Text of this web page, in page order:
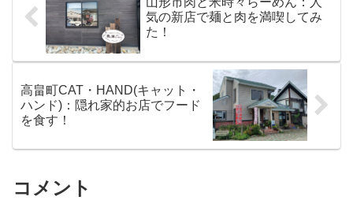
気の新店で麺と肉を満喫してみ
た！
高畠町CAT・HAND(キャット・
ハンド)：隠れ家的お店でフード
を食す！
コメント